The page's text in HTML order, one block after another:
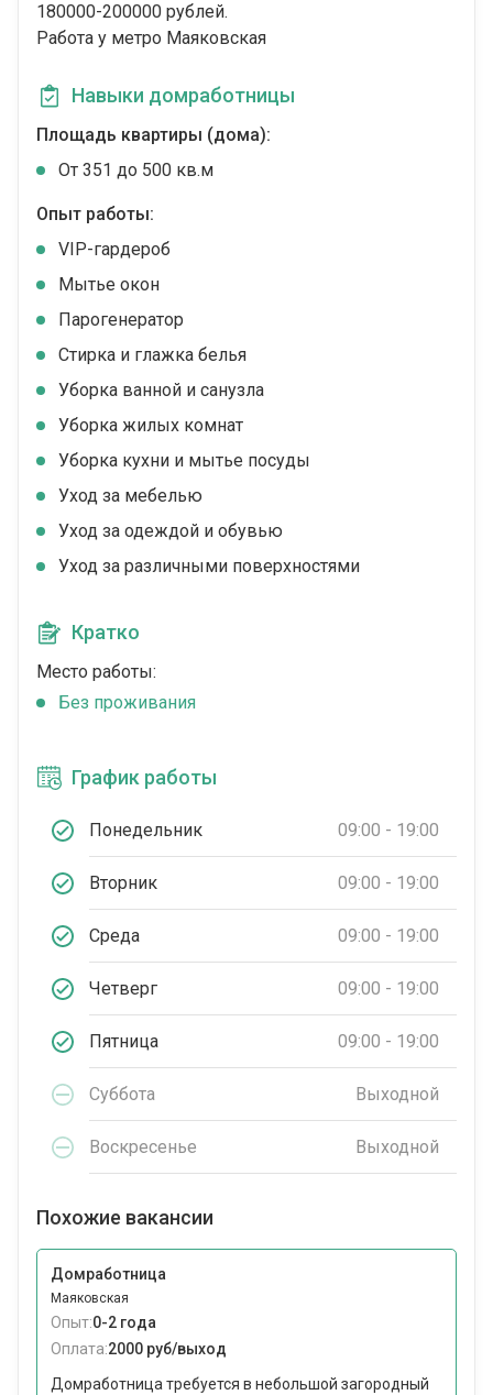
180000-200000 рублей.
Работа у метро Маяковская
Навыки домработницы
Площадь квартиры (дома):
От 351 до 500 кв.м
Опыт работы:
VIP-гардероб
Мытье окон
Парогенератор
Стирка и глажка белья
Уборка ванной и санузла
Уборка жилых комнат
Уборка кухни и мытье посуды
Уход за мебелью
Уход за одеждой и обувью
Уход за различными поверхностями
Кратко
Место работы:
Без проживания
График работы
Понедельник 09:00 - 19:00
Вторник 09:00 - 19:00
Среда 09:00 - 19:00
Четверг 09:00 - 19:00
Пятница 09:00 - 19:00
Суббота Выходной
Воскресенье Выходной
Похожие вакансии
Домработница
Маяковская
Опыт:0-2 года
Оплата:2000 руб/выход
Домработница требуется в небольшой загородный